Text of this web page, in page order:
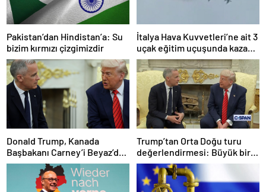
Pakistan’dan Hindistan’a: Su
bizim kırmızı çizgimizdir
İtalya Hava Kuvvetleri’ne ait 3
uçak eğitim uçuşunda kaza
yaptı
Donald Trump, Kanada
Başbakanı Carney’i Beyaz’da
ağırladı
Trump’tan Orta Doğu turu
değerlendirmesi: Büyük bir
duyuru yapacağız